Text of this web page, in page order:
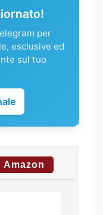
per
esclusive ed
sul tuo